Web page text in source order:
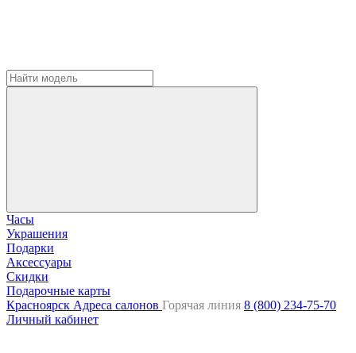
Часы
Украшения
Подарки
Аксессуары
Скидки
Подарочные карты
Красноярск Адреса салонов Горячая линия 8 (800) 234-75-70
Личный кабинет